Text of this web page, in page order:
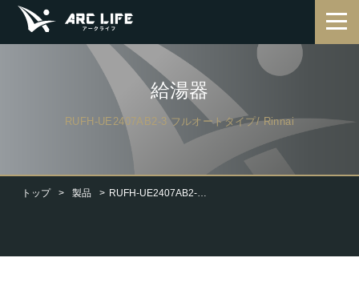
トップ 製品 RUFH-UE2407AB2-3 フルオートタイプ
給湯器
RUFH-UE2407AB2-3 フルオートタイプ/ Rinnai